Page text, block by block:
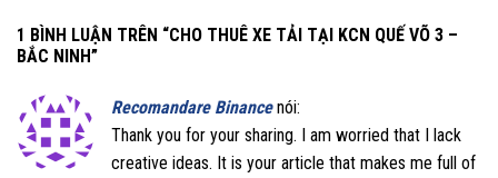
1 BÌNH LUẬN TRÊN “CHO THUÊ XE TẢI TẠI KCN QUẾ VÕ 3 –
BẮC NINH”
Recomandare Binance nói:
Thank you for your sharing. I am worried that I lack
creative ideas. It is your article that makes me full of